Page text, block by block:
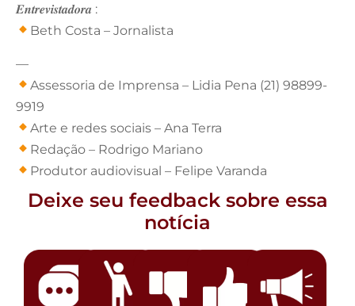
𝑬𝒏𝒕𝒓𝒆𝒗𝒊𝒔𝒕𝒂𝒅𝒐𝒓𝒂 :
Beth Costa – Jornalista
—
Assessoria de Imprensa – Lidia Pena (21) 98899-
9919
Arte e redes sociais – Ana Terra
Redação – Rodrigo Mariano
Produtor audiovisual – Felipe Varanda
Deixe seu feedback sobre essa
notícia